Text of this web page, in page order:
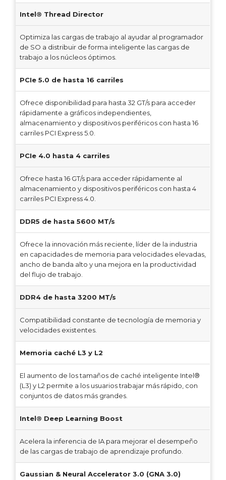
Intel® Thread Director
Optimiza las cargas de trabajo al ayudar al programador
de SO a distribuir de forma inteligente las cargas de
trabajo a los núcleos óptimos.
PCIe 5.0 de hasta 16 carriles
Ofrece disponibilidad para hasta 32 GT/s para acceder
rápidamente a gráficos independientes,
almacenamiento y dispositivos periféricos con hasta 16
carriles PCI Express 5.0.
PCIe 4.0 hasta 4 carriles
Ofrece hasta 16 GT/s para acceder rápidamente al
almacenamiento y dispositivos periféricos con hasta 4
carriles PCI Express 4.0.
DDR5 de hasta 5600 MT/s
Ofrece la innovación más reciente, líder de la industria
en capacidades de memoria para velocidades elevadas,
ancho de banda alto y una mejora en la productividad
del flujo de trabajo.
DDR4 de hasta 3200 MT/s
Compatibilidad constante de tecnología de memoria y
velocidades existentes.
Memoria caché L3 y L2
El aumento de los tamaños de caché inteligente Intel®
(L3) y L2 permite a los usuarios trabajar más rápido, con
conjuntos de datos más grandes.
Intel® Deep Learning Boost
Acelera la inferencia de IA para mejorar el desempeño
de las cargas de trabajo de aprendizaje profundo.
Gaussian & Neural Accelerator 3.0 (GNA 3.0)